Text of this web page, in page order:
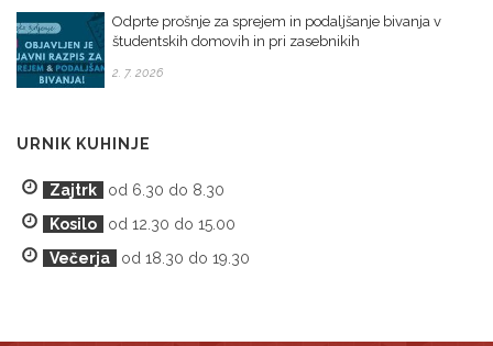
Odprte prošnje za sprejem in podaljšanje bivanja v
študentskih domovih in pri zasebnikih
2. 7. 2026
URNIK KUHINJE
Zajtrk
od 6.30 do 8.30
Kosilo
od 12.30 do 15.00
Večerja
od 18.30 do 19.30